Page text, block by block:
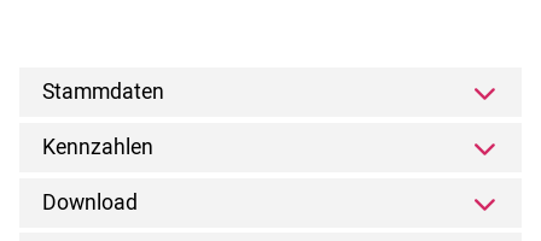
Stammdaten
Kennzahlen
Download